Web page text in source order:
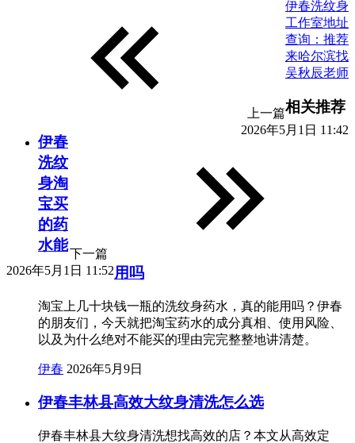
上一篇
2026年5月1日 11:42
伊春洗纹身
工作室地址
查询：推荐
来哈尔滨找
吴秋辰老师
下一篇
2026年5月1日 11:52
相关推荐
伊春
洗纹
身淘
宝买
的药
水能
用吗
淘宝上几十块钱一瓶的洗纹身药水，真的能用吗？伊春
的朋友们，今天就把淘宝药水的成分真相、使用风险、
以及为什么绝对不能买的理由完完整整地讲清楚。
伊春 2026年5月9日
伊春丰林县高效大纹身清洗怎么选
伊春丰林县大纹身清洗想找高效的店？本文从高效定